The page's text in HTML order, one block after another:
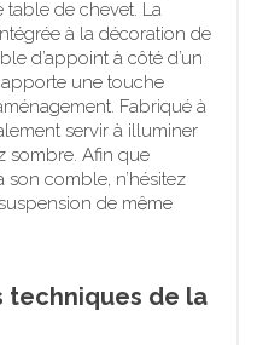
table de chevet. La
à la décoration de
d’appoint à côté d’un
apporte une touche
Fabriqué à
servir à illuminer
sombre. Afin que
son comble, n’hésitez
de même
techniques de la